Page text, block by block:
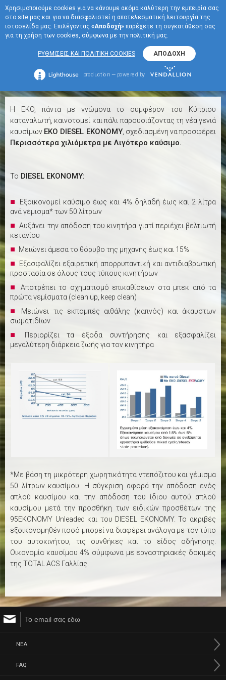
ΜΕΝΟΥ
EN
DIESEL EKONOMY
DIESEL EKONOMY
H EKO, πάντα με γνώμονα το συμφέρον του Κύπριου
καταναλωτή, καινοτομεί και πάλι παρουσιάζοντας τη νέα γενιά
καυσίμων EKO DIESEL ΕΚΟΝΟΜΥ, σχεδιασμένη να προσφέρει
Περισσότερα χιλιόμετρα με Λιγότερο καύσιμο.
Το DIESEL ΕΚΟΝΟΜΥ:
Εξοικονομεί καύσιμο έως και 4% δηλαδή έως και 2 λίτρα
ανά γέμισμα* των 50 λίτρων
Αυξάνει την απόδοση του κινητήρα γιατί περιέχει βελτιωτή
κετανίου
Μειώνει άμεσα το θόρυβο της μηχανής έως και 15%
Εξασφαλίζει εξαιρετική απορρυπαντική και αντιδιαβρωτική
προστασία σε όλους τους τύπους κινητήρων
Αποτρέπει το σχηματισμό επικαθίσεων στα μπεκ από τα
πρώτα γεμίσματα (clean up, keep clean)
Μειώνει τις εκπομπές αιθάλης (καπνός) και άκαυστων
σωματιδίων
Περιορίζει τα έξοδα συντήρησης και εξασφαλίζει
μεγαλύτερη διάρκεια ζωής για τον κινητήρα
*Με βάση τη μικρότερη χωρητικότητα ντεπόζιτου και γέμισμα
50 λίτρων καυσίμου. Η σύγκριση αφορά την απόδοση ενός
απλού καυσίμου και την απόδοση του ίδιου αυτού απλού
καυσίμου μετά την προσθήκη των ειδικών προσθέτων της
95EKONOMY Unleaded και του DIESEL EKONOMY. Το ακριβές
εξοικονομηθέν ποσό μπορεί να διαφέρει ανάλογα με τον τύπο
του αυτοκινήτου, τις συνθήκες και το είδος οδήγησης.
Oικονομία καυσίμου 4% σύμφωνα με εργαστηριακές δοκιμές
της TOTAL ACS Γαλλίας.
Χρησιμοποιούμε cookies για να κάνουμε ακόμα καλύτερη την εμπειρία σας
στο site μας και για να διασφαλιστεί η αποτελεσματική λειτουργία της
ιστοσελίδα μας. Επιλέγοντας «Αποδοχή»παρέχετε τη συγκατάθεση σας
για τη χρήση των cookies, σύμφωνα με την πολιτική μας.
ΡΥΘΜΙΣΕΙΣ ΚΑΙ ΠΟΛΙΤΙΚΗ COOKIES ΑΠΟΔΟΧΗ
production — powered by